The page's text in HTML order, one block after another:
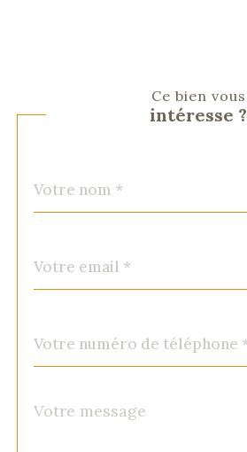
Ce bien vous
intéresse ?
Fieldset
par
*
*
*
Fieldset
Message
*